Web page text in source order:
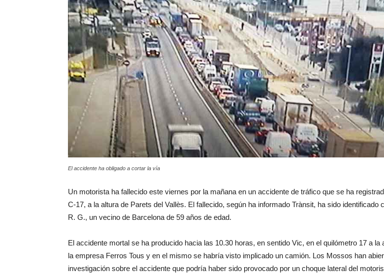
El accidente ha obligado a cortar la vía
Un motorista ha fallecido este viernes por la mañana en un accidente de tráfico que se ha
C-17, a la altura de Parets del Vallès. El fallecido, según ha informado Trànsit, ha sido identificado
R. G., un vecino de Barcelona de 59 años de edad.
El accidente mortal se ha producido hacia las 10.30 horas, en sentido Vic, en el quilómetro 17 a la
la empresa Ferros Tous y en el mismo se habría visto implicado un camión. Los Mossos han
investigación sobre el accidente que podría haber sido provocado por un choque lateral del